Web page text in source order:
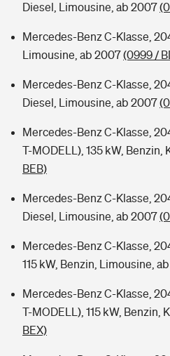
Diesel, Limousine, ab 2007
Mercedes-Benz C-Klasse,
Limousine, ab 2007(0999 /
Mercedes-Benz C-Klasse,
Diesel, Limousine, ab 2007
Mercedes-Benz C-Klasse,
T-MODELL), 135 kW, Benzin,
BEB)
Mercedes-Benz C-Klasse,
Diesel, Limousine, ab 2007
Mercedes-Benz C-Klasse,
115 kW, Benzin, Limousine,
Mercedes-Benz C-Klasse,
T-MODELL), 115 kW, Benzin,
BEX)